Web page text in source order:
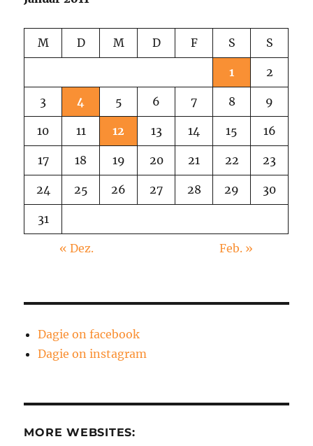
M D M D F S S
1 2
3 4 5 6 7 8 9
10 11 12 13 14 15 16
17 18 19 20 21 22 23
24 25 26 27 28 29 30
31
« Dez. Feb. »
Dagie on facebook
Dagie on instagram
MORE WEBSITES: